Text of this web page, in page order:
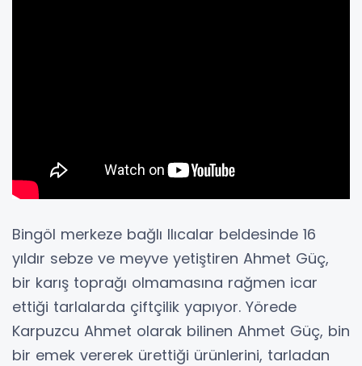
Bingöl merkeze bağlı Ilıcalar beldesinde 16
yıldır sebze ve meyve yetiştiren Ahmet Güç,
bir karış toprağı olmamasına rağmen icar
ettiği tarlalarda çiftçilik yapıyor. Yörede
Karpuzcu Ahmet olarak bilinen Ahmet Güç, bin
bir emek vererek ürettiği ürünlerini, tarladan